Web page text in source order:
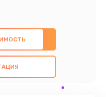
знаниями и
ремонт с
компонентов, а
всех
- предоставить